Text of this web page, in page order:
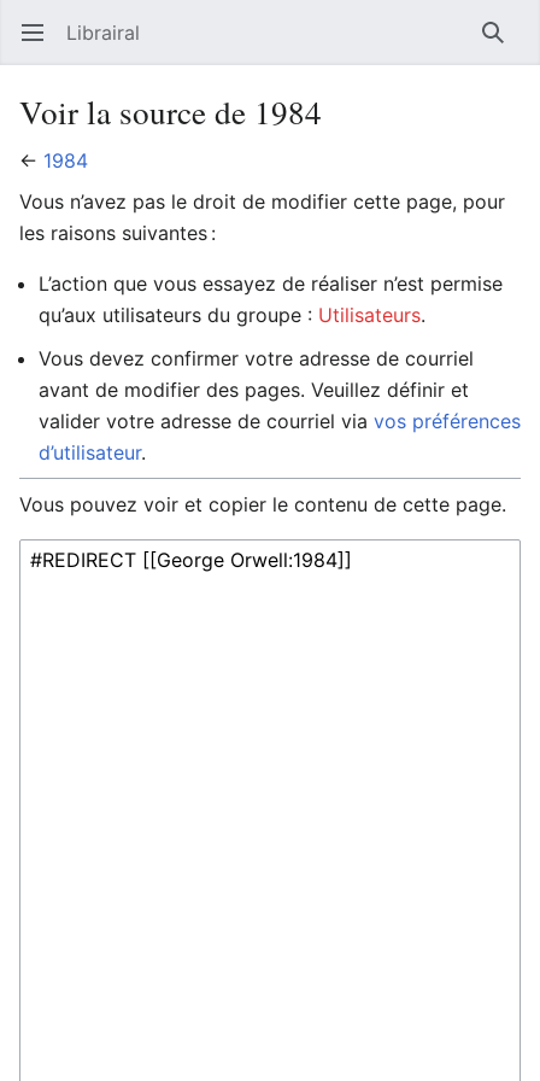
Ouvrir le menu principal Librairal
Voir la source de 1984
← 1984
Vous n’avez pas le droit de modifier cette page, pour
les raisons suivantes :
L’action que vous essayez de réaliser n’est permise
qu’aux utilisateurs du groupe : Utilisateurs.
Vous devez confirmer votre adresse de courriel
avant de modifier des pages. Veuillez définir et
valider votre adresse de courriel via vos préférences
d’utilisateur.
Vous pouvez voir et copier le contenu de cette page.